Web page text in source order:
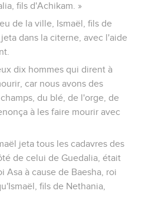
fils d'Achikam. »
de la ville, Ismaël, fils de
dans la citerne, avec l'aide
dix hommes qui dirent à
car nous avons des
du blé, de l'orge, de
à les faire mourir avec
jeta tous les cadavres des
de celui de Guedalia, était
Asa à cause de Baesha, roi
fils de Nethania,